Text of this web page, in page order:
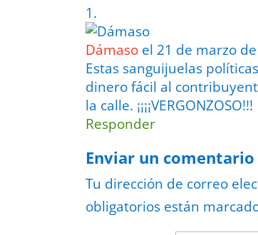
Dámaso el 21 de marzo
Estas sanguijuelas
dinero fácil al
la calle. ¡¡¡¡VERGONZOSO!!!
Responder
Enviar un comentario
Tu dirección de correo
obligatorios están